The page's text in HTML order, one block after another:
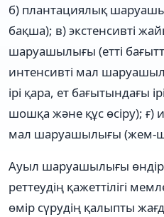
б) плантациялық
бақша); в) экстенсивті
шаруашылығы (етті
интенсивті мал
ірі қара, ет бағытындағы
шошқа жəне құс өсіру); ғ)
мал шаруашылығы (жем-
Ауыл шаруашылығы
реттеудің қажеттілігі
өмір сүрудің қалыпты